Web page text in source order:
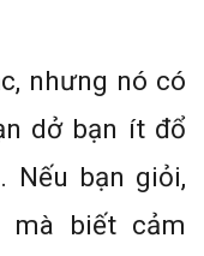
nhưng nó có
dở bạn ít đổ
Nếu bạn giỏi,
biết cảm